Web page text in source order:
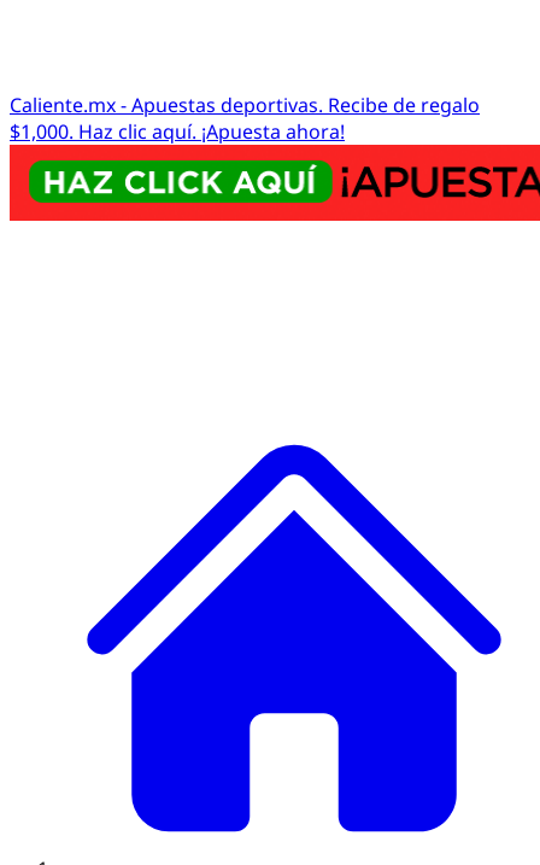
Caliente.mx - Apuestas deportivas. Recibe de regalo
$1,000. Haz clic aquí. ¡Apuesta ahora!